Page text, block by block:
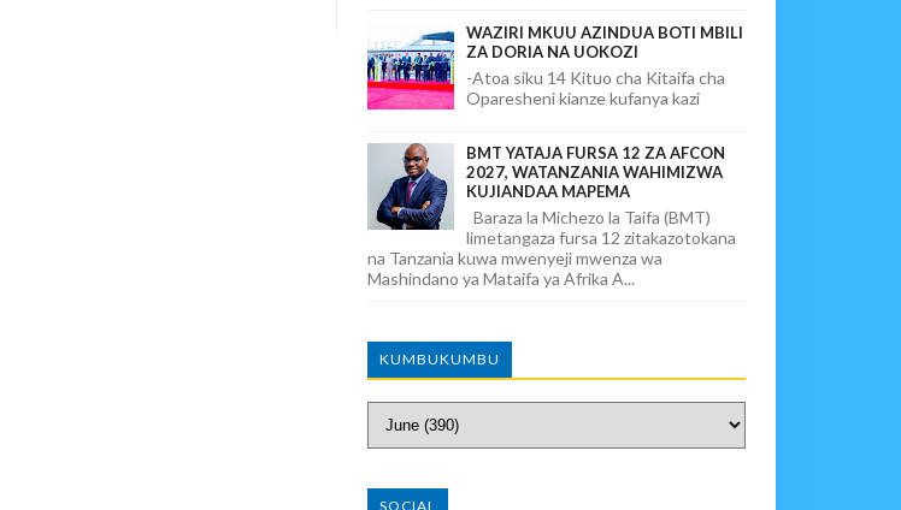
WAZIRI MKUU AZINDUA BOTI MBILI
ZA DORIA NA UOKOZI
-Atoa siku 14 Kituo cha Kitaifa cha
Oparesheni kianze kufanya kazi
BMT YATAJA FURSA 12 ZA AFCON
2027, WATANZANIA WAHIMIZWA
KUJIANDAA MAPEMA
Baraza la Michezo la Taifa (BMT)
limetangaza fursa 12 zitakazotokana
na Tanzania kuwa mwenyeji mwenza wa
Mashindano ya Mataifa ya Afrika A...
KUMBUKUMBU
SOCIAL